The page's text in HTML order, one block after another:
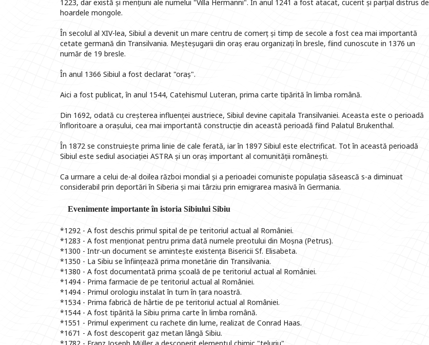
1223, dar există și mențiuni ale numelui "Villa Hermanni". În anul 1241 a fost atacat, cucerit și parțial distrus de
hoardele mongole.
În secolul al XIV-lea, Sibiul a devenit un mare centru de comerț și timp de secole a fost cea mai importantă
cetate germană din Transilvania. Meșteșugarii din oraș erau organizați în bresle, fiind cunoscute in 1376 un
număr de 19 bresle.
În anul 1366 Sibiul a fost declarat "oraș".
Aici a fost publicat, în anul 1544, Catehismul Luteran, prima carte tipărită în limba română.
Din 1692, odată cu creșterea influenței austriece, Sibiul devine capitala Transilvaniei. Aceasta este o perioadă
înfloritoare a orașului, cea mai importantă construcție din această perioadă fiind Palatul Brukenthal.
În 1872 se construiește prima linie de cale ferată, iar în 1897 Sibiul este electrificat. Tot în această perioadă
Sibiul este sediul asociației ASTRA și un oraș important al comunității românești.
Ca urmare a celui de-al doilea război mondial și a perioadei comuniste populația săsească s-a diminuat
considerabil prin deportări în Siberia și mai târziu prin emigrarea masivă în Germania.
Evenimente importante în istoria Sibiului Sibiu
*1292 - A fost deschis primul spital de pe teritoriul actual al României.
*1283 - A fost menționat pentru prima dată numele preotului din Moșna (Petrus).
*1300 - Intr-un document se amintește existența Bisericii Sf. Elisabeta.
*1350 - La Sibiu se înființează prima monetărie din Transilvania.
*1380 - A fost documentată prima școală de pe teritoriul actual al României.
*1494 - Prima farmacie de pe teritoriul actual al României.
*1494 - Primul orologiu instalat în turn în țara noastră.
*1534 - Prima fabrică de hârtie de pe teritoriul actual al României.
*1544 - A fost tipărită la Sibiu prima carte în limba română.
*1551 - Primul experiment cu rachete din lume, realizat de Conrad Haas.
*1671 - A fost descoperit gaz metan lângă Sibiu.